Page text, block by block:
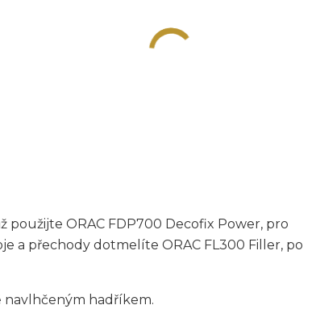
použijte ORAC FDP700 Decofix Power, pro
a přechody dotmelíte ORAC FL300 Filler, po
hadříkem.